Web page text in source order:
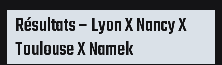
Résultats – Lyon X Nancy X
Toulouse X Namek